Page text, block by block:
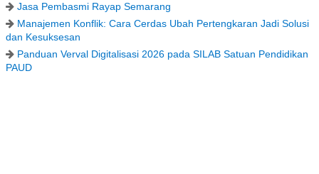
Jasa Pembasmi Rayap Semarang
Manajemen Konflik: Cara Cerdas Ubah Pertengkaran Jadi Solusi
dan Kesuksesan
Panduan Verval Digitalisasi 2026 pada SILAB Satuan Pendidikan
PAUD